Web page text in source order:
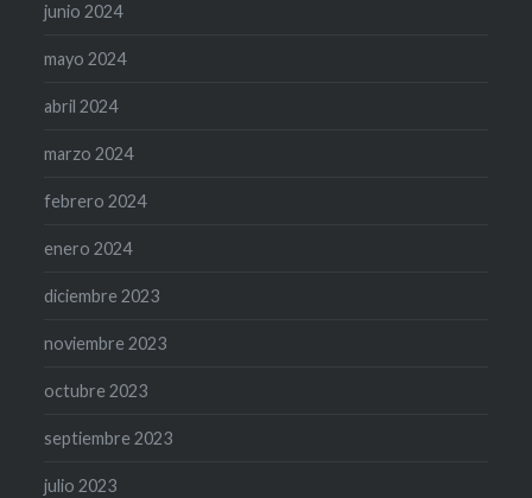
junio 2024
mayo 2024
abril 2024
marzo 2024
febrero 2024
enero 2024
diciembre 2023
noviembre 2023
octubre 2023
septiembre 2023
julio 2023